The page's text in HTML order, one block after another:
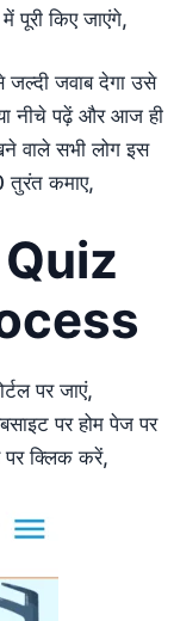
किए जाएंगे,
जल्दी जवाब देगा उसे
नीचे पढ़ें और आज ही
वाले सभी लोग इस
तुरंत कमाए,
पर जाएं,
पर होम पेज पर
पर क्लिक करें,